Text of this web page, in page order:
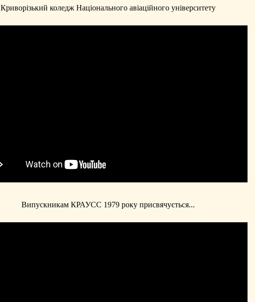
Криворізький коледж Національного авіаційного університету
Випускникам КРАУСС 1979 року присвячується...